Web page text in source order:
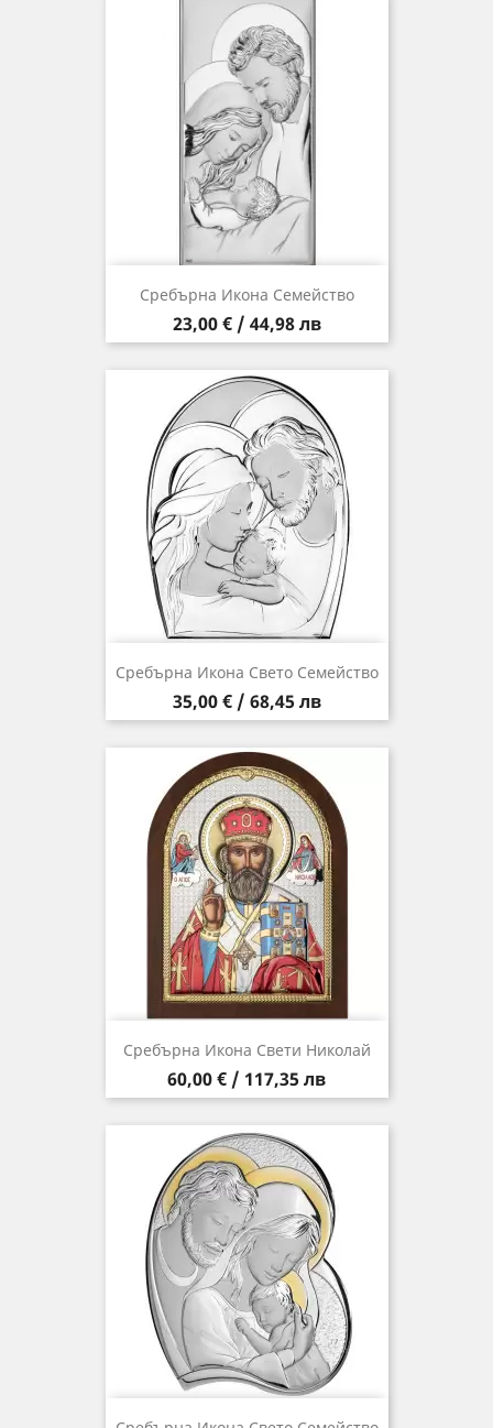
Сребърна Икона Семейство
Цена
23,00 € / 44,98 лв
Сребърна Икона Свето Семейство
Цена
35,00 € / 68,45 лв
Сребърна Икона Свети Николай
Цена
60,00 € / 117,35 лв